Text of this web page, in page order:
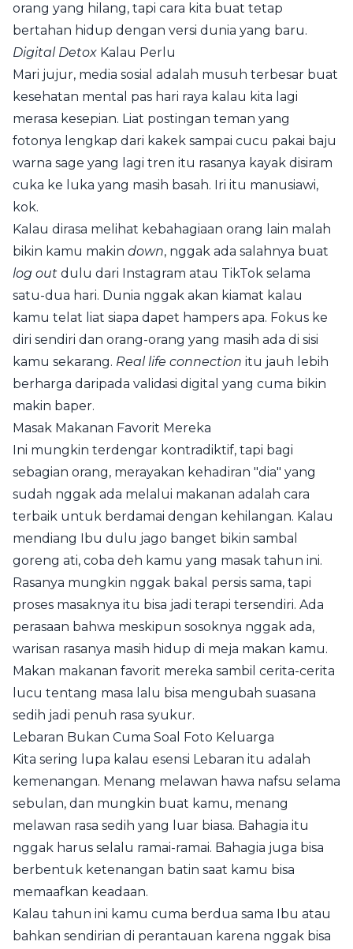
orang yang hilang, tapi cara kita buat tetap
bertahan hidup dengan versi dunia yang baru.
Digital Detox Kalau Perlu
Mari jujur, media sosial adalah musuh terbesar buat
kesehatan mental pas hari raya kalau kita lagi
merasa kesepian. Liat postingan teman yang
fotonya lengkap dari kakek sampai cucu pakai baju
warna sage yang lagi tren itu rasanya kayak disiram
cuka ke luka yang masih basah. Iri itu manusiawi,
kok.
Kalau dirasa melihat kebahagiaan orang lain malah
bikin kamu makin down, nggak ada salahnya buat
log out dulu dari Instagram atau TikTok selama
satu-dua hari. Dunia nggak akan kiamat kalau
kamu telat liat siapa dapet hampers apa. Fokus ke
diri sendiri dan orang-orang yang masih ada di sisi
kamu sekarang. Real life connection itu jauh lebih
berharga daripada validasi digital yang cuma bikin
makin baper.
Masak Makanan Favorit Mereka
Ini mungkin terdengar kontradiktif, tapi bagi
sebagian orang, merayakan kehadiran "dia" yang
sudah nggak ada melalui makanan adalah cara
terbaik untuk berdamai dengan kehilangan. Kalau
mendiang Ibu dulu jago banget bikin sambal
goreng ati, coba deh kamu yang masak tahun ini.
Rasanya mungkin nggak bakal persis sama, tapi
proses masaknya itu bisa jadi terapi tersendiri. Ada
perasaan bahwa meskipun sosoknya nggak ada,
warisan rasanya masih hidup di meja makan kamu.
Makan makanan favorit mereka sambil cerita-cerita
lucu tentang masa lalu bisa mengubah suasana
sedih jadi penuh rasa syukur.
Lebaran Bukan Cuma Soal Foto Keluarga
Kita sering lupa kalau esensi Lebaran itu adalah
kemenangan. Menang melawan hawa nafsu selama
sebulan, dan mungkin buat kamu, menang
melawan rasa sedih yang luar biasa. Bahagia itu
nggak harus selalu ramai-ramai. Bahagia juga bisa
berbentuk ketenangan batin saat kamu bisa
memaafkan keadaan.
Kalau tahun ini kamu cuma berdua sama Ibu atau
bahkan sendirian di perantauan karena nggak bisa